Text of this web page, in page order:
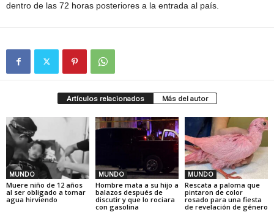
dentro de las 72 horas posteriores a la entrada al país.
Artículos relacionados Más del autor
MUNDO
Muere niño de 12 años
al ser obligado a tomar
agua hirviendo
MUNDO
Hombre mata a su hijo a
balazos después de
discutir y que lo rociara
con gasolina
MUNDO
Rescata a paloma que
pintaron de color
rosado para una fiesta
de revelación de género